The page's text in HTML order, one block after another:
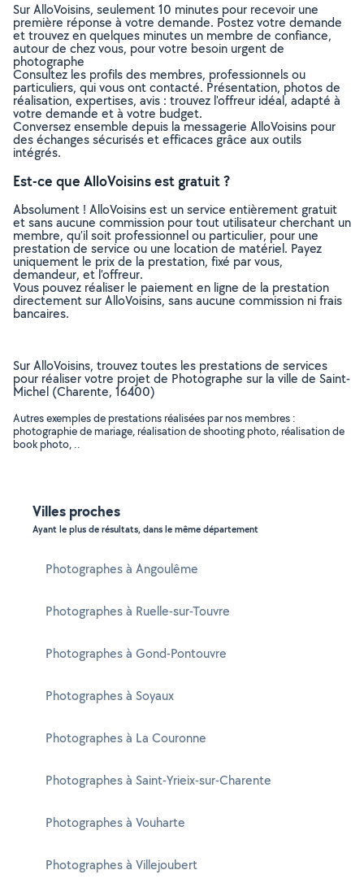
Sur AlloVoisins, seulement 10 minutes pour recevoir une
première réponse à votre demande. Postez votre demande
et trouvez en quelques minutes un membre de confiance,
autour de chez vous, pour votre besoin urgent de
photographe
Consultez les profils des membres, professionnels ou
particuliers, qui vous ont contacté. Présentation, photos de
réalisation, expertises, avis : trouvez l'offreur idéal, adapté à
votre demande et à votre budget.
Conversez ensemble depuis la messagerie AlloVoisins pour
des échanges sécurisés et efficaces grâce aux outils
intégrés.
Est-ce que AlloVoisins est gratuit ?
Absolument ! AlloVoisins est un service entièrement gratuit
et sans aucune commission pour tout utilisateur cherchant un
membre, qu’il soit professionnel ou particulier, pour une
prestation de service ou une location de matériel. Payez
uniquement le prix de la prestation, fixé par vous,
demandeur, et l’offreur.
Vous pouvez réaliser le paiement en ligne de la prestation
directement sur AlloVoisins, sans aucune commission ni frais
bancaires.
Sur AlloVoisins, trouvez toutes les prestations de services
pour réaliser votre projet de Photographe sur la ville de Saint-
Michel (Charente, 16400)
Autres exemples de prestations réalisées par nos membres :
photographie de mariage, réalisation de shooting photo, réalisation de
book photo, ..
Villes proches
Ayant le plus de résultats, dans le même département
Photographes à Angoulême
Photographes à Ruelle-sur-Touvre
Photographes à Gond-Pontouvre
Photographes à Soyaux
Photographes à La Couronne
Photographes à Saint-Yrieix-sur-Charente
Photographes à Vouharte
Photographes à Villejoubert